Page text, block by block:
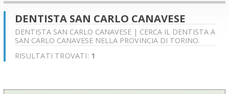
DENTISTA SAN CARLO CANAVESE
DENTISTA SAN CARLO CANAVESE | CERCA IL DENTISTA A
SAN CARLO CANAVESE NELLA PROVINCIA DI TORINO.
RISULTATI TROVATI: 1